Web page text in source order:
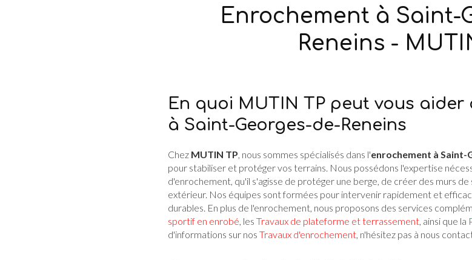
Enrochement à Saint-
Reneins -
En quoi MUTIN TP peut vous aider
à Saint-Georges-de-Reneins
Chez MUTIN TP, nous sommes spécialisés dans l'enrochement à Saint-
pour stabiliser et protéger vos terrains. Nous possédons l'expertise
d'enrochement, qu'il s'agisse de protéger une berge, de créer des murs
extérieur. Nos équipes sont formées pour intervenir rapidement et
durables. En plus de l'enrochement, nous proposons des services
sportif en enrobé, les Travaux de plateforme et terrassement, ainsi que la
d'informations sur nos Travaux d'enrochement, n'hésitez pas à nous